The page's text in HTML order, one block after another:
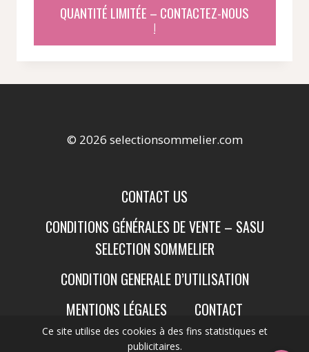
Ce site utilise des cookies à des fins statistiques et
publicitaires.
QUANTITÉ LIMITÉE – CONTACTEZ-NOUS
!
© 2026 selectionsommelier.com
CONTACT US
CONDITIONS GÉNÉRALES DE VENTE – SASU
SELECTION SOMMELIER
CONDITION GENERALE D’UTILISATION
MENTIONS LÉGALES
CONTACT